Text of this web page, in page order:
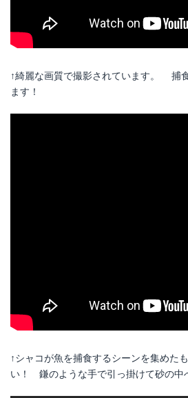
↑綺麗な画質で撮影されています。 捕
ます！
↑シャコが魚を捕食するシーンを集め
い！ 鎌のような手で引っ掛けて砂の中